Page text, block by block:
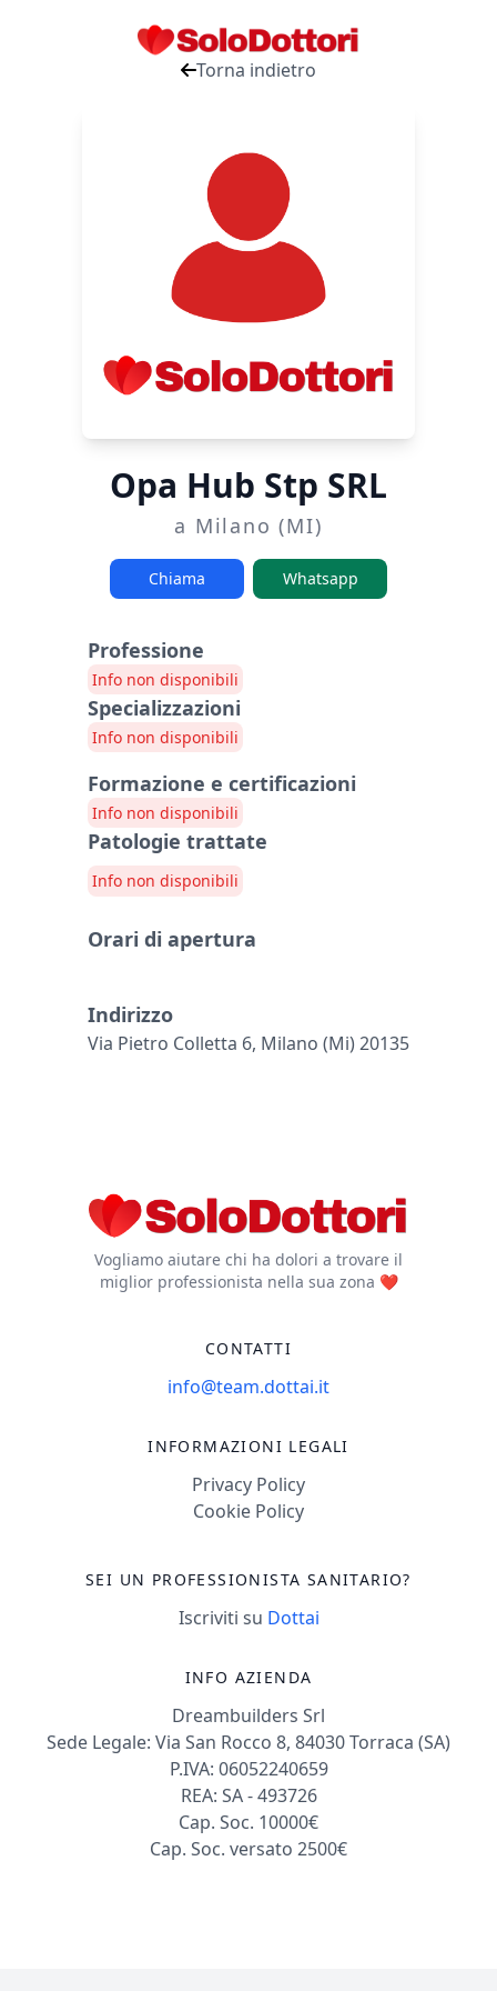
Torna indietro
Opa Hub Stp SRL
a Milano (MI)
Chiama Whatsapp
Professione
Info non disponibili
Specializzazioni
Info non disponibili
Formazione e certificazioni
Info non disponibili
Patologie trattate
Info non disponibili
Orari di apertura
Indirizzo
Via Pietro Colletta 6, Milano (mi) 20135
Vogliamo aiutare chi ha dolori a trovare il
miglior professionista nella sua zona ❤️
CONTATTI
info@team.dottai.it
INFORMAZIONI LEGALI
Privacy Policy
Cookie Policy
SEI UN PROFESSIONISTA SANITARIO?
Iscriviti su Dottai
INFO AZIENDA
Dreambuilders Srl
Sede Legale: Via San Rocco 8, 84030 Torraca (SA)
P.IVA: 06052240659
REA: SA - 493726
Cap. Soc. 10000€
Cap. Soc. versato 2500€